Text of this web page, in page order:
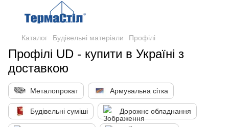
Каталог Будівельні матеріали Профілі
Профілі UD - купити в Україні з
доставкою
Металопрокат Армувальна сітка
Будівельні суміші Дорожнє обладнання